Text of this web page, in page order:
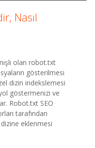
Nasıl
olan robot.txt
gösterilmesi
dizin indekslemesi
göstermenizi ve
Robot.txt SEO
tarafından
eklenmesi